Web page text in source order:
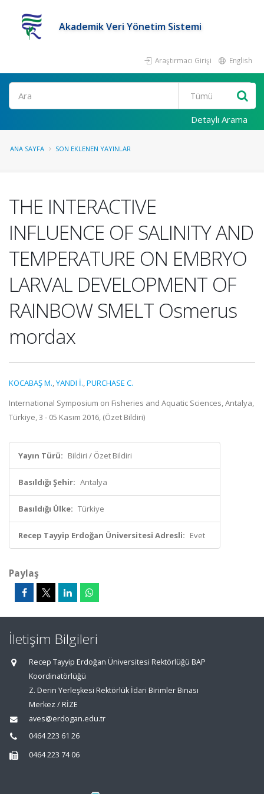
Akademik Veri Yönetim Sistemi
Araştırmacı Girişi English
Ara
Detaylı Arama
ANA SAYFA SON EKLENEN YAYINLAR
THE INTERACTIVE
INFLUENCE OF SALINITY AND
TEMPERATURE ON EMBRYO
LARVAL DEVELOPMENT OF
RAINBOW SMELT Osmerus
mordax
KOCABAŞ M.,YANDI İ.,PURCHASE C.
International Symposium on Fisheries and Aquatic Sciences, Antalya,
Türkiye, 3 - 05 Kasım 2016, (Özet Bildiri)
Yayın Türü: Bildiri / Özet Bildiri
Basıldığı Şehir: Antalya
Basıldığı Ülke: Türkiye
Recep Tayyip Erdoğan Üniversitesi Adresli: Evet
Paylaş
İletişim Bilgileri
Recep Tayyip Erdoğan Üniversitesi Rektörlüğü BAP
Koordinatörlüğü
Z. Derin Yerleşkesi Rektörlük İdari Birimler Binası
Merkez / RİZE
aves@erdogan.edu.tr
0464 223 61 26
0464 223 74 06